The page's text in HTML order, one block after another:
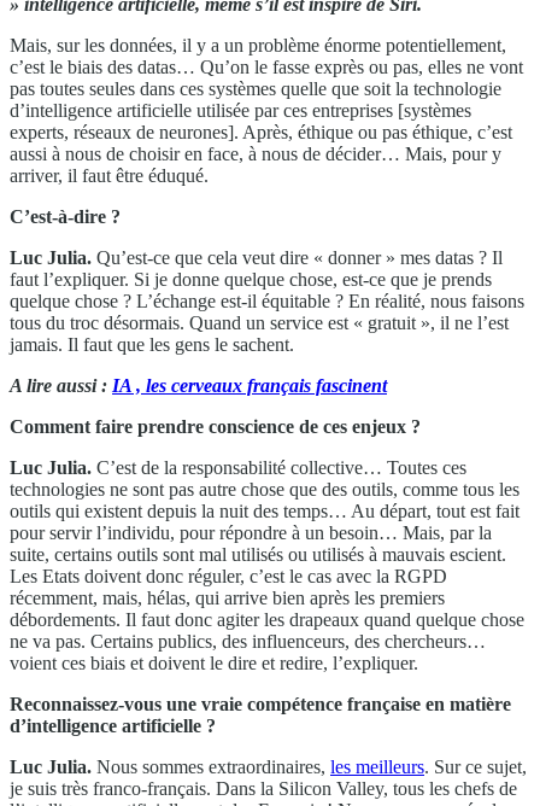
Mais, sur les données, il y a un problème énorme potentiellement,
c’est le biais des datas… Qu’on le fasse exprès ou pas, elles ne vont
pas toutes seules dans ces systèmes quelle que soit la technologie
d’intelligence artificielle utilisée par ces entreprises [systèmes
experts, réseaux de neurones]. Après, éthique ou pas éthique, c’est
aussi à nous de choisir en face, à nous de décider… Mais, pour y
arriver, il faut être éduqué.
C’est-à-dire ?
Luc Julia. Qu’est-ce que cela veut dire « donner » mes datas ? Il
faut l’expliquer. Si je donne quelque chose, est-ce que je prends
quelque chose ? L’échange est-il équitable ? En réalité, nous faisons
tous du troc désormais. Quand un service est « gratuit », il ne l’est
jamais. Il faut que les gens le sachent.
A lire aussi : IA , les cerveaux français fascinent
Comment faire prendre conscience de ces enjeux ?
Luc Julia. C’est de la responsabilité collective… Toutes ces
technologies ne sont pas autre chose que des outils, comme tous les
outils qui existent depuis la nuit des temps… Au départ, tout est fait
pour servir l’individu, pour répondre à un besoin… Mais, par la
suite, certains outils sont mal utilisés ou utilisés à mauvais escient.
Les Etats doivent donc réguler, c’est le cas avec la RGPD
récemment, mais, hélas, qui arrive bien après les premiers
débordements. Il faut donc agiter les drapeaux quand quelque chose
ne va pas. Certains publics, des influenceurs, des chercheurs…
voient ces biais et doivent le dire et redire, l’expliquer.
Reconnaissez-vous une vraie compétence française en matière
d’intelligence artificielle ?
Luc Julia. Nous sommes extraordinaires, les meilleurs. Sur ce sujet,
je suis très franco-français. Dans la Silicon Valley, tous les chefs de